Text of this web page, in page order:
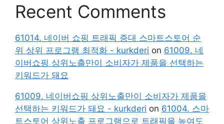
Recent Comments
61014. 네이버 쇼핑 트래픽 증대 스마트스토어 순
위 상위 프로그램 최적화 - kurkderi on 61009. 네
이버쇼핑 상위노출만이 소비자가 제품을 선택하는
키워드가 돼요
61009. 네이버쇼핑 상위노출만이 소비자가 제품을
선택하는 키워드가 돼요 - kurkderi on 61004. 스마
트스토어 상위노출 프로그램으로 트래픽을 높여도